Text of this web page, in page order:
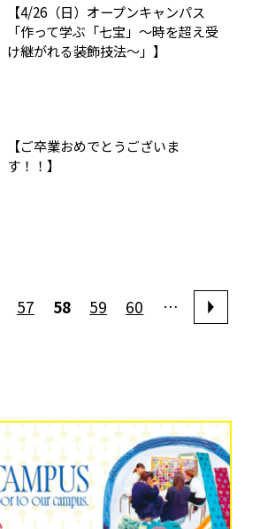
【4/26（日）オープンキャンパス
「作って学ぶ「七宝」～時を超え受
け継がれる装飾技法～」】
【ご卒業おめでとうございま
す！！】
57 58 59 60 …